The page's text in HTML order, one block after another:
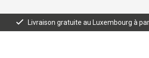
Livraison gratuite au Luxembourg à